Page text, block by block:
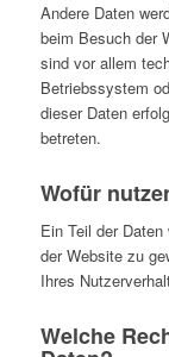
Andere Daten
beim Besuch der
sind vor allem
Betriebssystem
dieser Daten
betreten.
Wofür
Ein Teil der
der Website zu
Ihres
Welche